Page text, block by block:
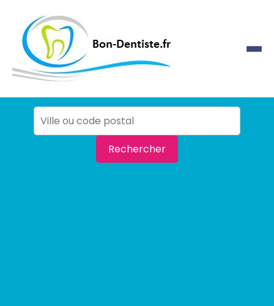
Rechercher